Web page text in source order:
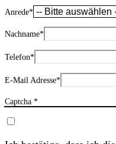
Anrede*
Nachname*
Telefon*
E-Mail Adresse*
Captcha *